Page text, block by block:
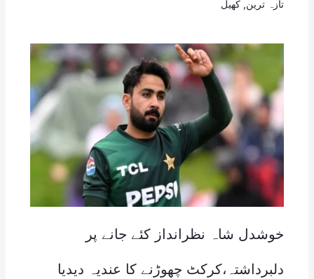
تازہ ترین کھیل
خوشدل شاہ نظرانداز کئے جانے پر
دلبرداشتہ،کرکٹ چھوڑنے کا عندیہ دیدیا